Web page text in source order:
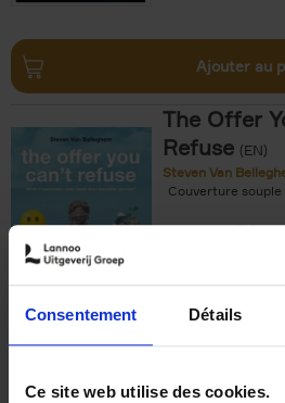
Consentement Détails
Ce site web utilise des cookies.
Ajouter au
The Offer
Refuse (EN)
Steven Van
Couverture souple
€37,50